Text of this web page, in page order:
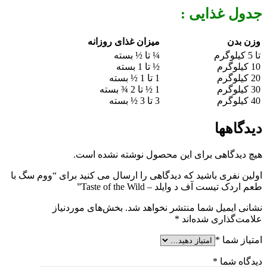
جدول غذایی :
وزن بدن
میزان غذای روزانه
تا 5 کیلوگرم
10 کیلوگرم
20 کیلوگرم
30 کیلوگرم
40 کیلوگرم
¼ تا ½ بسته
½ تا 1 بسته
1 تا 1 ½ بسته
1 ½ تا 2 ¾ بسته
3 تا 3 ½ بسته
دیدگاهها
هیچ دیدگاهی برای این محصول نوشته نشده است.
اولین نفری باشید که دیدگاهی را ارسال می کنید برای “ووم سگ با
طعم اردک تیست آف د وایلد – Taste of the Wild”
نشانی ایمیل شما منتشر نخواهد شد. بخش‌های موردنیاز
علامت‌گذاری شده‌اند *
امتیاز شما *
دیدگاه شما *